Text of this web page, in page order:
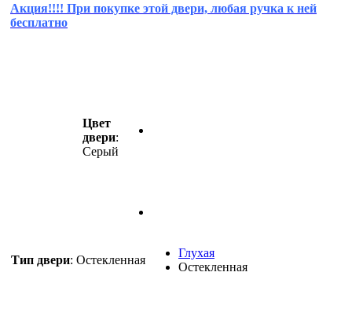
Акция!!!! При покупке этой двери, любая ручка к ней
бесплатно
Цвет
двери:
Серый
Тип двери: Остекленная
Глухая
Остекленная